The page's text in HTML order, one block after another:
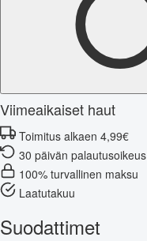
Viimeaikaiset haut
Toimitus alkaen 4,99€
30 päivän palautusoikeus
100% turvallinen maksu
Laatutakuu
Suodattimet